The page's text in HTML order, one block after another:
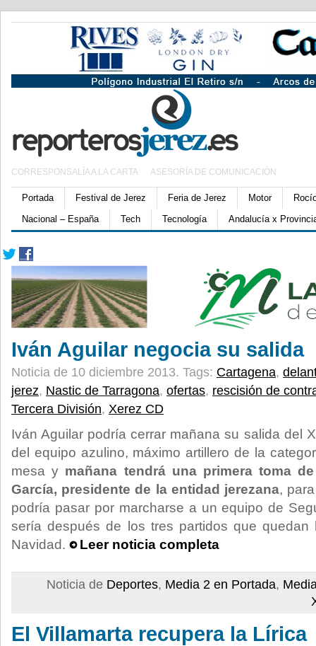
CORRESPONSALÍA A LA CARTA ASESORÍA DE COMUNICACIÓN
Portada Festival de Jerez Feria de Jerez Motor
Nacional – España
Tech Tecnología Andalucía x
Iván Aguilar negocia su salida
Noticia de 10 diciembre 2013. Tags: Cartagena,
jerez, Nastic de Tarragona, ofertas, rescisión de
Tercera División, Xerez CD
Iván Aguilar podría cerrar mañana su salida del
del equipo azulino, máximo artillero de la
mesa y mañana tendrá una primera toma
García, presidente de la entidad jerezana,
podría pasar por marcharse a un equipo de
sería después de los tres partidos que
Navidad.
Leer noticia completa
Noticia de Deportes, Media 2 en Portada,
El Villamarta recupera la Lírica